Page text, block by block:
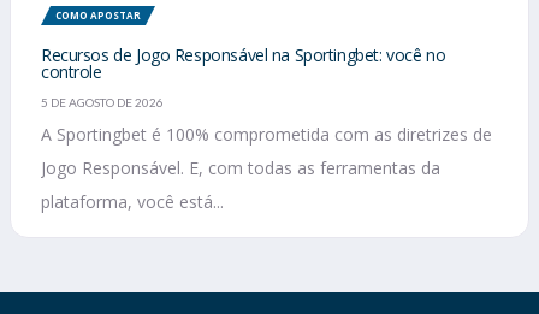
COMO APOSTAR
Recursos de Jogo Responsável na Sportingbet: você no
controle
5 DE AGOSTO DE 2026
A Sportingbet é 100% comprometida com as diretrizes de
Jogo Responsável. E, com todas as ferramentas da
plataforma, você está...